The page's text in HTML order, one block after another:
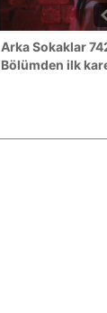
Arka Sokaklar
Bölümden ilk